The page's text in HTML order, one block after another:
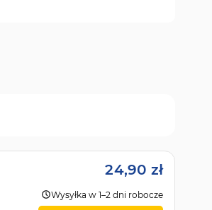
24,90 zł
Wysyłka w 1–2 dni robocze